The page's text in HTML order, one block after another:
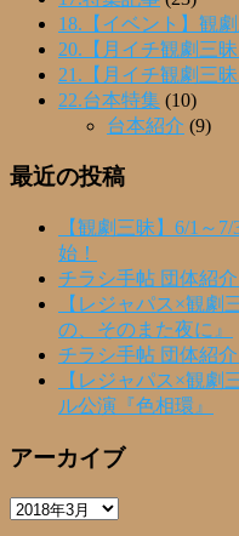
18.【イベント】観
20.【月イチ観劇三
21.【月イチ観劇三
22.台本特集 (10)
台本紹介 (9)
最近の投稿
【観劇三昧】6/1～
始！
チラシ手帖 団体紹
【レジャパス×観劇
の、そのまた夜に』
チラシ手帖 団体紹
【レジャパス×観
ル公演『色相環』
アーカイブ
ア